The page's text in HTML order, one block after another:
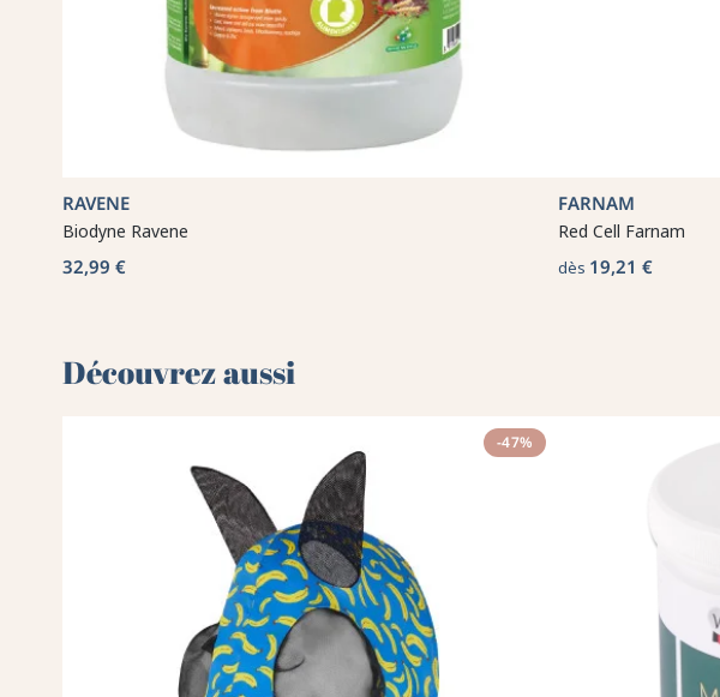
RAVENE
Biodyne Ravene
32,99 €
FARNAM
Red Cell Farnam
dès 19,21 €
Découvrez aussi 🌻
-47%